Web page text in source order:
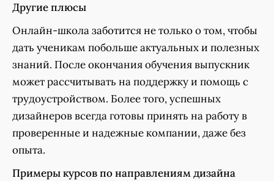
Другие плюсы
Онлайн-школа заботится не только о том, чтобы
дать ученикам побольше актуальных и полезных
знаний. После окончания обучения выпускник
может рассчитывать на поддержку и помощь с
трудоустройством. Более того, успешных
дизайнеров всегда готовы принять на работу в
проверенные и надежные компании, даже без
опыта.
Примеры курсов по направлениям дизайна